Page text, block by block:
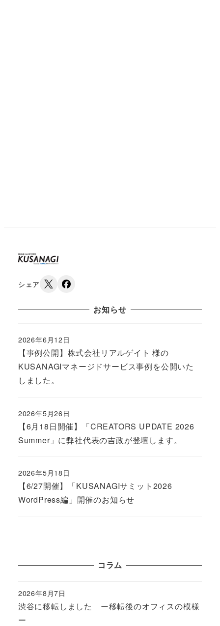
シェア
お知らせ
【事例公開】株式会社リアルゲイト 様の
KUSANAGIマネージドサービス事例を公開いた
しました。
Published
2026年6月12日
【6月18日開催】「CREATORS UPDATE 2026
Summer」に弊社代表の吉政が登壇します。
Published
2026年5月26日
【6/27開催】「KUSANAGIサミット2026
WordPress編」開催のお知らせ
Published
2026年5月18日
コラム
渋谷に移転しました ー移転後のオフィスの模様
ー
Published
2026年8月7日